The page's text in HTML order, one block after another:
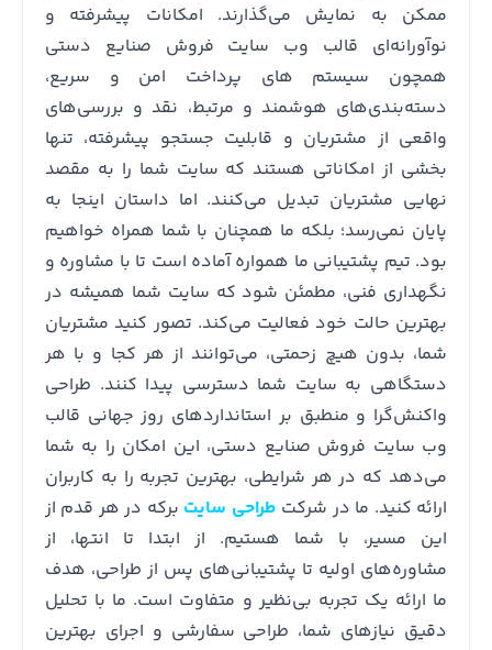
ممکن به نمایش می‌گذارند. امکانات پیشرفته و
نوآورانه‌ای قالب وب سایت فروش صنایع دستی
همچون سیستم های پرداخت امن و سریع،
دسته‌بندی‌های هوشمند و مرتبط، نقد و بررسی‌های
واقعی از مشتریان و قابلیت جستجو پیشرفته، تنها
بخشی از امکاناتی هستند که سایت شما را به مقصد
نهایی مشتریان تبدیل می‌کنند. اما داستان اینجا به
پایان نمی‌رسد؛ بلکه ما همچنان با شما همراه خواهیم
بود. تیم پشتیبانی ما همواره آماده است تا با مشاوره و
نگهداری فنی، مطمئن شود که سایت شما همیشه در
بهترین حالت خود فعالیت می‌کند. تصور کنید مشتریان
شما، بدون هیچ زحمتی، می‌توانند از هر کجا و با هر
دستگاهی به سایت شما دسترسی پیدا کنند. طراحی
واکنش‌گرا و منطبق بر استانداردهای روز جهانی قالب
وب سایت فروش صنایع دستی، این امکان را به شما
می‌دهد که در هر شرایطی، بهترین تجربه را به کاربران
ارائه کنید. ما در شرکت طراحی سایت برکه در هر قدم از
این مسیر، با شما هستیم. از ابتدا تا انتها، از
مشاوره‌های اولیه تا پشتیبانی‌های پس از طراحی، هدف
ما ارائه یک تجربه بی‌نظیر و متفاوت است. ما با تحلیل
دقیق نیازهای شما، طراحی سفارشی و اجرای بهترین